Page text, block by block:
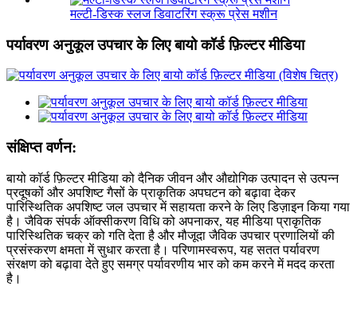
मल्टी-डिस्क स्लज डिवाटरिंग स्क्रू प्रेस मशीन
पर्यावरण अनुकूल उपचार के लिए बायो कॉर्ड फ़िल्टर मीडिया
संक्षिप्त वर्णन:
बायो कॉर्ड फ़िल्टर मीडिया को दैनिक जीवन और औद्योगिक उत्पादन से उत्पन्न
प्रदूषकों और अपशिष्ट गैसों के प्राकृतिक अपघटन को बढ़ावा देकर
पारिस्थितिक अपशिष्ट जल उपचार में सहायता करने के लिए डिज़ाइन किया गया
है। जैविक संपर्क ऑक्सीकरण विधि को अपनाकर, यह मीडिया प्राकृतिक
पारिस्थितिक चक्र को गति देता है और मौजूदा जैविक उपचार प्रणालियों की
प्रसंस्करण क्षमता में सुधार करता है। परिणामस्वरूप, यह सतत पर्यावरण
संरक्षण को बढ़ावा देते हुए समग्र पर्यावरणीय भार को कम करने में मदद करता
है।